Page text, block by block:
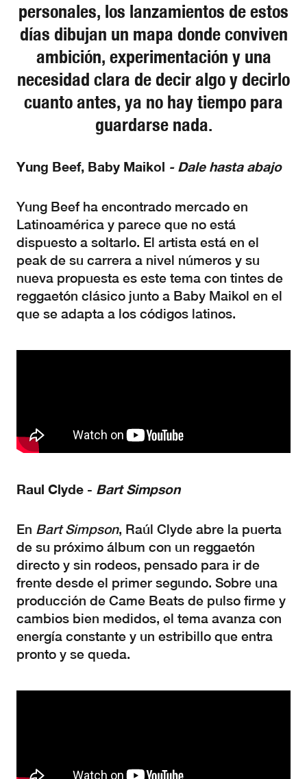
personales, los lanzamientos de estos
días dibujan un mapa donde conviven
ambición, experimentación y una
necesidad clara de decir algo y decirlo
cuanto antes, ya no hay tiempo para
guardarse nada.
Yung Beef, Baby Maikol -Dale hasta abajo
Yung Beef ha encontrado mercado en
Latinoamérica y parece que no está
dispuesto a soltarlo. El artista está en el
peak de su carrera a nivel números y su
nueva propuesta es este tema con tintes de
reggaetón clásico junto a Baby Maikol en el
que se adapta a los códigos latinos.
Raul Clyde - Bart Simpson
En Bart Simpson, Raúl Clyde abre la puerta
de su próximo álbum con un reggaetón
directo y sin rodeos, pensado para ir de
frente desde el primer segundo. Sobre una
producción de Came Beats de pulso firme y
cambios bien medidos, el tema avanza con
energía constante y un estribillo que entra
pronto y se queda.